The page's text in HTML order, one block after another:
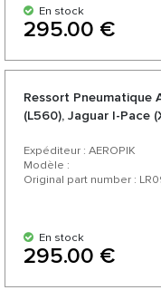
En stock
295.00 €
Ressort Pneumatique
(L560), Jaguar I-Pace
Expéditeur : AEROPIK
Modèle :
Original part number :
En stock
295.00 €